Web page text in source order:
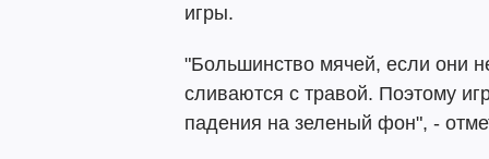
игры.
"Большинство мячей, если они
сливаются с травой. Поэтому
падения на зеленый фон", -